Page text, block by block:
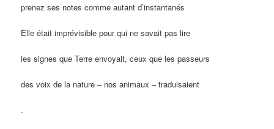
prenez ses notes comme autant d’instantanés
Elle était imprévisible pour qui ne savait pas lire
les signes que Terre envoyait, ceux que les passeurs
des voix de la nature – nos animaux – traduisaient
.